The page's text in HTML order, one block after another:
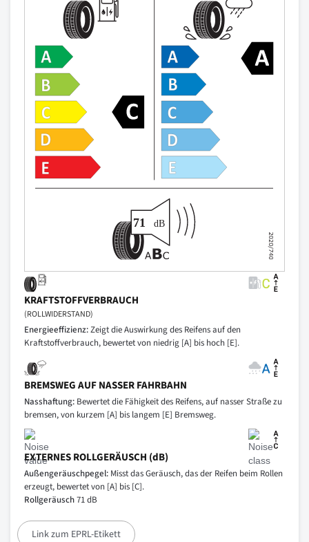
KRAFTSTOFFVERBRAUCH
(ROLLWIDERSTAND)
Energieeffizienz:Zeigt die Auswirkung des Reifens auf den
Kraftstoffverbrauch, bewertet von niedrig [A] bis hoch [E].
BREMSWEG AUF NASSER FAHRBAHN
Nasshaftung: Bewertet die Fähigkeit des Reifens, auf nasser Straße zu
bremsen, von kurzem [A] bis langem [E] Bremsweg.
EXTERNES ROLLGERÄUSCH (dB)
Außengeräuschpegel: Misst das Geräusch, das der Reifen beim Rollen
erzeugt, bewertet von [A] bis [C].
Rollgeräusch71 dB
Link zum EPRL-Etikett